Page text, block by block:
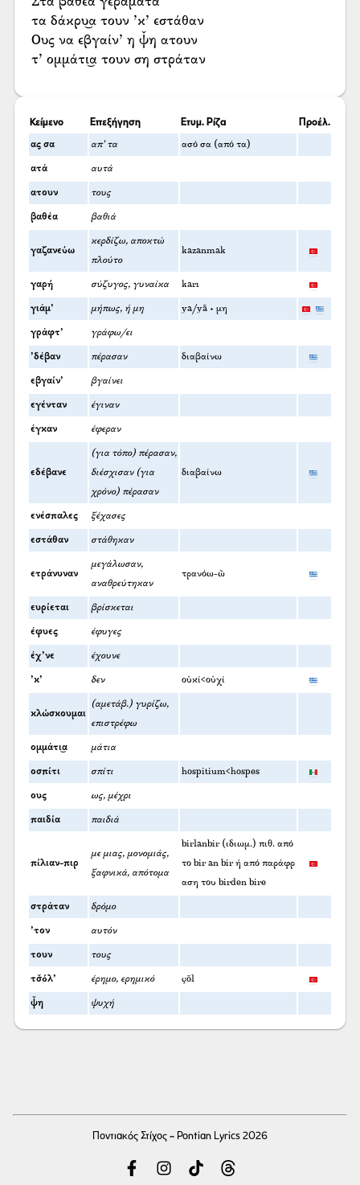
Στα βαθέα γεράματα
τα δάκρυ͜α τουν ’κ’ εστάθαν
Ους να εβγαίν’ η ψ̌η ατουν
τ’ ομμάτι͜α τουν ση στράταν
Κείμενο Επεξήγηση Ετυμ. Ρίζα Προέλ.
ας σα απ’ τα ασό σα (από τα)
ατά αυτά
ατουν τους
βαθέα βαθιά
γαζανεύω
κερδίζω, αποκτώ
πλούτο
kazanmak
γαρή σύζυγος, γυναίκα karı
γιάμ’ μήπως, ή μη ya/yā + μη
γράφτ’ γράφω/ει
’δέβαν πέρασαν διαβαίνω
εβγαίν’ βγαίνει
εγένταν έγιναν
έγκαν έφεραν
εδέβανε
(για τόπο) πέρασαν,
διέσχισαν (για
χρόνο) πέρασαν
διαβαίνω
ενέσπαλες ξέχασες
εστάθαν στάθηκαν
ετράνυναν
μεγάλωσαν,
αναθρεύτηκαν
τρανόω-ῶ
ευρίεται βρίσκεται
έφυες έφυγες
έχ’νε έχουνε
’κ’ δεν οὐκί<οὐχί
κλώσκουμαι
(αμετάβ.) γυρίζω,
επιστρέφω
ομμάτι͜α μάτια
οσπίτι σπίτι hospitium<hospes
ους ως, μέχρι
παιδία παιδιά
πίλιαν-πιρ
με μιας, μονομιάς,
ξαφνικά, απότομα
birlanbir (ιδιωμ.) πιθ. από
το bir an bir ή από παράφρ
αση του birden bire
στράταν δρόμο
’τον αυτόν
τουν τους
τσ̌όλ’ έρημο, ερημικό çöl
ψ̌η ψυχή
Ποντιακός Στίχος - Pontian Lyrics 2026